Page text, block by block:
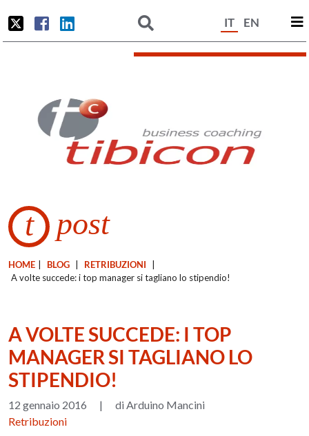
IT EN
t post
HOME BLOG RETRIBUZIONI
A volte succede: i top manager si tagliano lo stipendio!
A VOLTE SUCCEDE: I TOP
MANAGER SI TAGLIANO LO
STIPENDIO!
12 gennaio 2016 |
di Arduino Mancini
Retribuzioni